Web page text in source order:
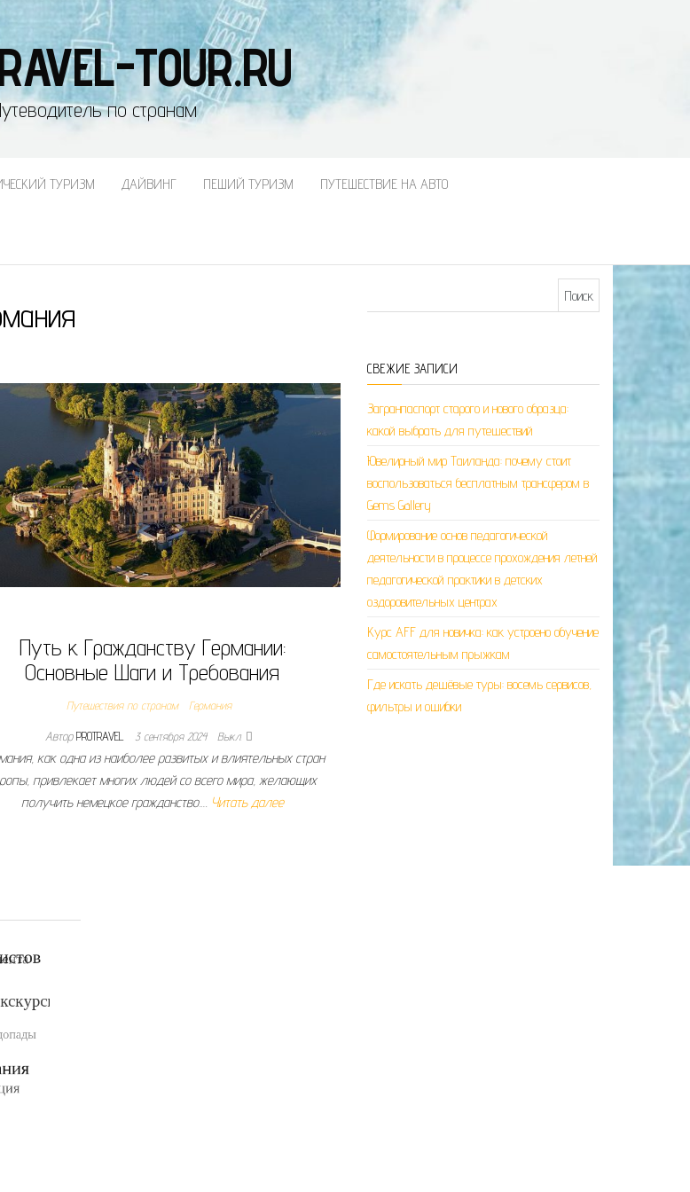
TOUR.RU
по странам
ТУРИЗМ ДАЙВИНГ ПЕШИЙ ТУРИЗМ ПУТЕШЕСТВИЕ НА АВТО
Путь к Гражданству Германии:
Основные Шаги и Требования
Путешествия по странам Германия
АвторPROTRAVEL 3 сентября 2024 Выкл.
как одна из наиболее развитых и влиятельных стран
привлекает многих людей со всего мира, желающих
получить немецкое гражданство.… Читать далее
СВЕЖИЕ ЗАПИСИ
Загранпаспорт старого и нового образца:
какой выбрать для путешествий
Ювелирный мир Таиланда: почему стоит
воспользоваться бесплатным трансфером в
Gems Gallery
Формирование основ педагогической
деятельности в процессе прохождения летней
педагогической практики в детских
оздоровительных центрах
Курс AFF для новичка: как устроено обучение
самостоятельным прыжкам
Где искать дешёвые туры: восемь сервисов,
фильтры и ошибки